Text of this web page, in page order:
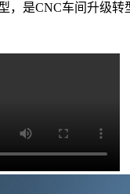
，是CNC车间升级转